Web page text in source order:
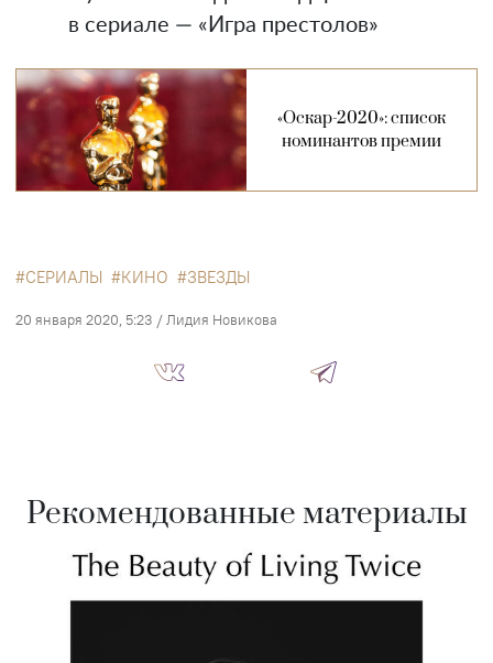
в сериале — «Игра престолов»
«Оскар-2020»: список
номинантов премии
СЕРИАЛЫ КИНО ЗВЕЗДЫ
20 января 2020, 5:23 / Лидия Новикова
Рекомендованные материалы